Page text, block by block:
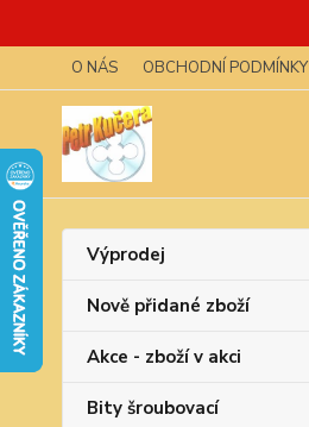
O NÁS OBCHODNÍ PODMÍNKY
Výprodej
Nově přidané zboží
Akce - zboží v akci
Bity šroubovací